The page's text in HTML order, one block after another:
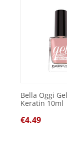
Bella Oggi
Keratin 10ml
€4.49